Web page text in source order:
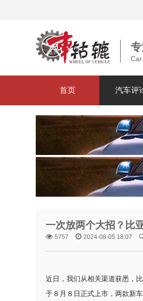
首页 汽车评
一次放两个大招？比
5757 2024-08-05 18:07
近日，我们从相关渠道获悉，
于８月８日正式上市，两款新